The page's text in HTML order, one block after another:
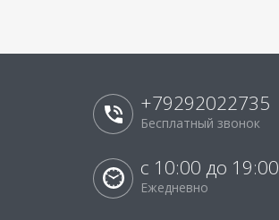
+79292022735
Бесплатный звонок
с 10:00 до 19:00
Ежедневно